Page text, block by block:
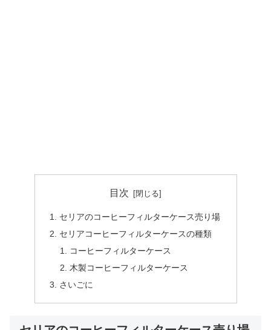
目次
セリアのコーヒーフィルターケース売り場
セリアコーヒーフィルターケースの種類
コーヒーフィルターケース
木製コーヒーフィルターケース
さいごに